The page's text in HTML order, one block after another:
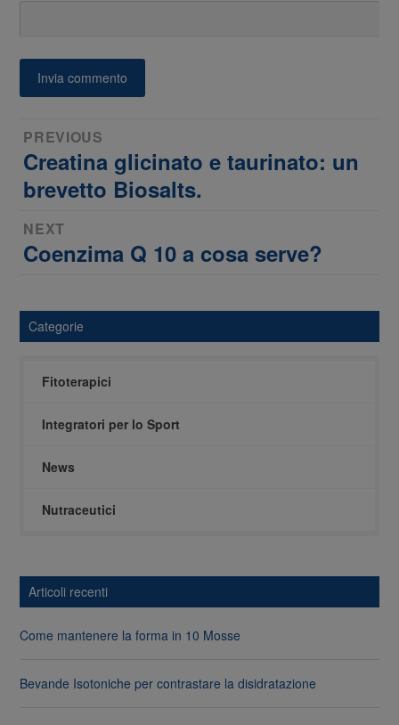
Navigazione
articoli
PREVIOUS
Previous
Creatina glicinato e taurinato: un
brevetto Biosalts.
NEXT
Next
Coenzima Q 10 a cosa serve?
Categorie
Fitoterapici
Integratori per lo Sport
News
Nutraceutici
Articoli recenti
Come mantenere la forma in 10 Mosse
Bevande Isotoniche per contrastare la disidratazione